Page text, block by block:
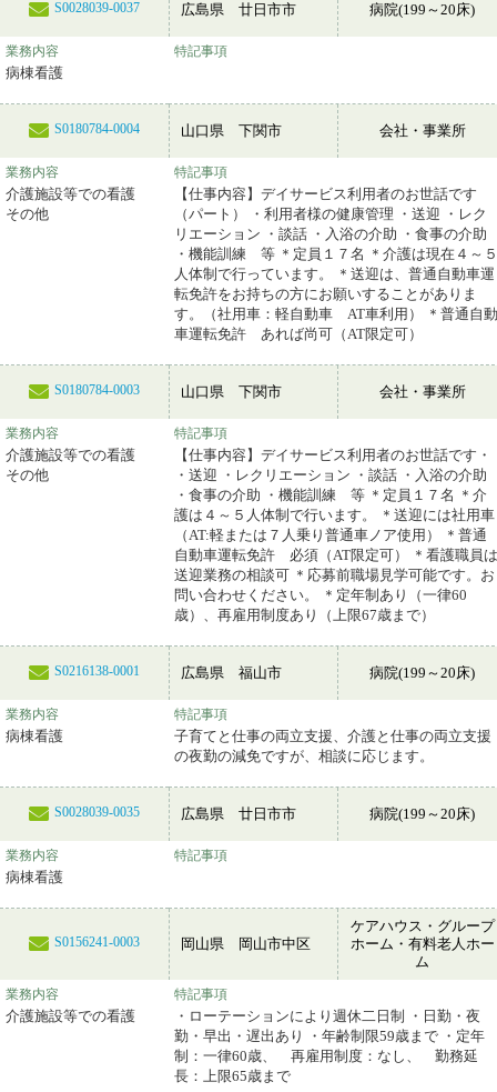
S0028039-0037 広島県 廿日市市 病院(199～20床)
業務内容
病棟看護
特記事項
S0180784-0004 山口県 下関市 会社・事業所
業務内容
介護施設等での看護
その他
特記事項
【仕事内容】デイサービス利用者のお世話です
（パート） ・利用者様の健康管理 ・送迎 ・レク
リエーション ・談話 ・入浴の介助 ・食事の介助
・機能訓練 等 ＊定員１７名 ＊介護は現在４～５
人体制で行っています。 ＊送迎は、普通自動車運
転免許をお持ちの方にお願いすることがありま
す。（社用車：軽自動車 AT車利用） ＊普通自動
車運転免許 あれば尚可（AT限定可）
S0180784-0003 山口県 下関市 会社・事業所
業務内容
介護施設等での看護
その他
特記事項
【仕事内容】デイサービス利用者のお世話です・
・送迎 ・レクリエーション ・談話 ・入浴の介助
・食事の介助 ・機能訓練 等 ＊定員１７名 ＊介
護は４～５人体制で行います。 ＊送迎には社用車
（AT:軽または７人乗り普通車ノア使用） ＊普通
自動車運転免許 必須（AT限定可） ＊看護職員は
送迎業務の相談可 ＊応募前職場見学可能です。お
問い合わせください。 ＊定年制あり（一律60
歳）、再雇用制度あり（上限67歳まで）
S0216138-0001 広島県 福山市 病院(199～20床)
業務内容
病棟看護
特記事項
子育てと仕事の両立支援、介護と仕事の両立支援
の夜勤の減免ですが、相談に応じます。
S0028039-0035 広島県 廿日市市 病院(199～20床)
業務内容
病棟看護
特記事項
S0156241-0003 岡山県 岡山市中区
ケアハウス・グループ
ホーム・有料老人ホー
ム
業務内容
介護施設等での看護
特記事項
・ローテーションにより週休二日制 ・日勤・夜
勤・早出・遅出あり ・年齢制限59歳まで ・定年
制：一律60歳、 再雇用制度：なし、 勤務延
長：上限65歳まで